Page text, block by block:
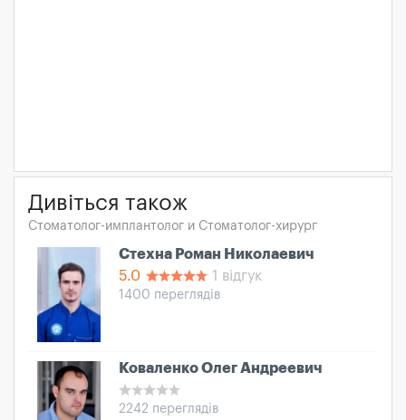
Дивіться також
Стоматолог-имплантолог и Стоматолог-хирург
Стехна Роман Николаевич
5.0
1 відгук
1400 переглядів
Коваленко Олег Андреевич
2242 переглядів